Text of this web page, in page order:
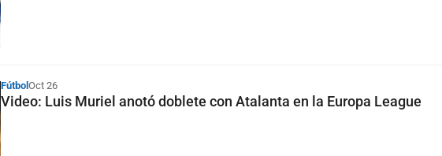
Fútbol Oct 26
Video: Luis Muriel anotó doblete con Atalanta en la Europa League